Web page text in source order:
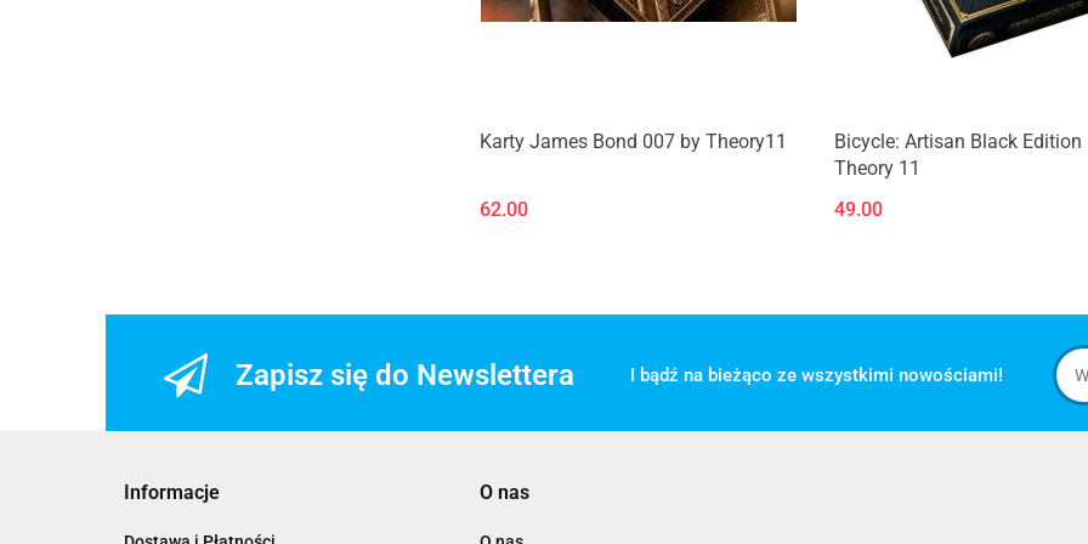
Produkt niedostępny
Karty James Bond 007 by Theory11
62.00
Produkt niedostępny
Bicycle: Artisan Black Edition
Theory 11
49.00
Zapisz się do Newslettera I bądź na bieżąco ze wszystkimi nowościami!
Informacje O nas